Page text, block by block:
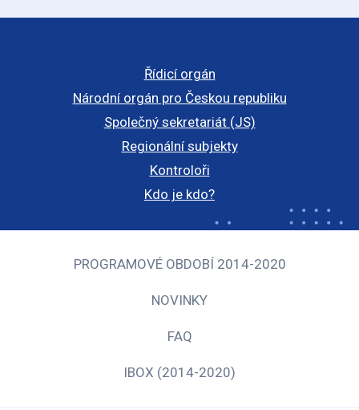
Řídicí orgán
Národní orgán pro Českou republiku
Společný sekretariát (JS)
Regionální subjekty
Kontroloři
Kdo je kdo?
PROGRAMOVÉ OBDOBÍ 2014-2020
NOVINKY
FAQ
IBOX (2014-2020)